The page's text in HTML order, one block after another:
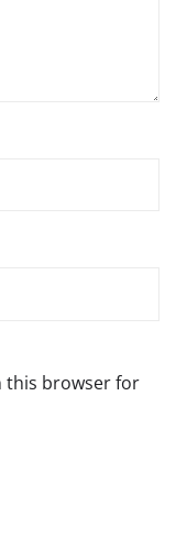
this browser for